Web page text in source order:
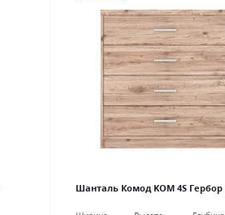
Шанталь Комод KOM 4S Гербор